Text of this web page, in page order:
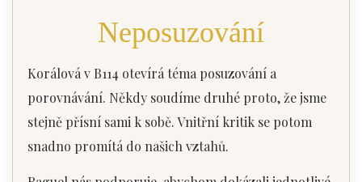
Neposuzování
Korálová v B114 otevírá téma posuzování a
porovnávání. Někdy soudíme druhé proto, že jsme
stejně přísní sami k sobě. Vnitřní kritik se potom
snadno promítá do našich vztahů.